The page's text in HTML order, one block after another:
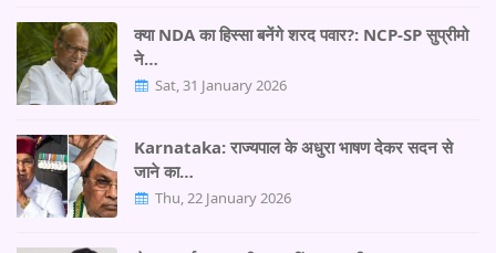
क्या NDA का हिस्सा बनेंगे शरद पवार?: NCP-SP सुप्रीमो
ने…
Sat, 31 January 2026
Karnataka: राज्यपाल के अधुरा भाषण देकर सदन से
जाने का…
Thu, 22 January 2026